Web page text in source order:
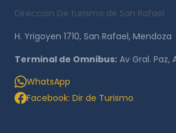
Dirección De turismo de San Rafael
H. Yrigoyen 1710, San Rafael, Mendoza
Terminal de Omnibus: Av Gral. Paz,
WhatsApp
Facebook: Dir de Turismo